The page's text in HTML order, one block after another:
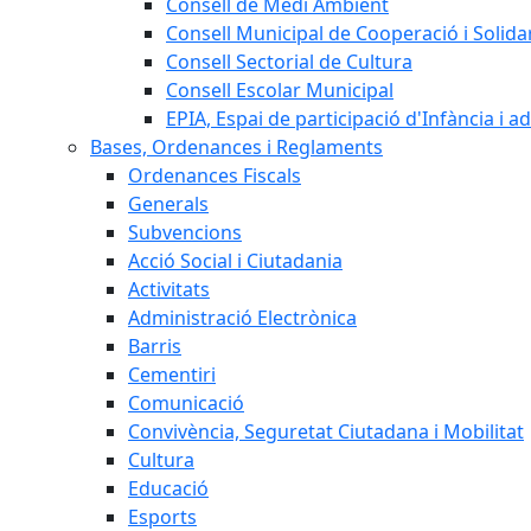
Consell Municipal de Cooperació i
Consell Sectorial de Cultura
Consell Escolar Municipal
EPIA, Espai de participació d'Infància i
Bases, Ordenances i Reglaments
Ordenances Fiscals
Generals
Subvencions
Acció Social i Ciutadania
Activitats
Administració Electrònica
Barris
Cementiri
Comunicació
Convivència, Seguretat Ciutadana i Mobilitat
Cultura
Educació
Esports